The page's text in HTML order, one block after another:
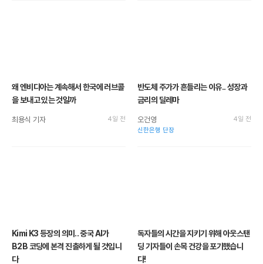
왜 엔비디아는 계속해서 한국에 러브콜
을 보내고 있는 것일까
최용식 기자 4일 전
반도체 주가가 흔들리는 이유.. 성장과
금리의 딜레마
오건영
신한은행 단장
4일 전
Kimi K3 등장의 의미.. 중국 AI가
B2B 코딩에 본격 진출하게 될 것입니
다
독자들의 시간을 지키기 위해 아웃스탠
딩 기자들이 손목 건강을 포기했습니
다!